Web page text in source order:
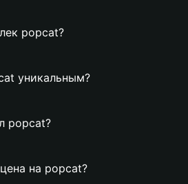
popcat?
уникальным?
popcat?
на popcat?